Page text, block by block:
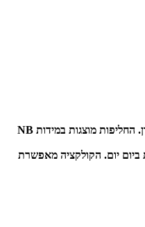
לראשונה לקראת פורים FOX BABY משיקים קולקציית חליפות פורים ובה 6 דגמים עם גיבורי העל ודמויות האהובות על הילדים: באטמן, מיקי מאוס, מיני מאוס, פו הדב, כלב דלמטי וחד – קרן. החליפות מוצגות במידות NB
ביום יום. הקולקציה מאפשרת